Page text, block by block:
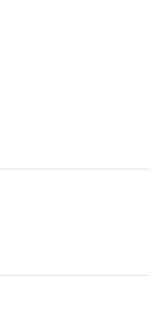
4.337,00.